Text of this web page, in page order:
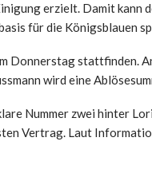
erzielt. Damit kann
für die Königsblauen
Donnerstag stattfinden.
wird eine
Nummer zwei hinter
Vertrag. Laut